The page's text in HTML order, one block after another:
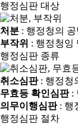
행정심판 대상
처분 : 행정청의
부작위 : 행정청잉
행정심판 종류
취소심판: 행정청
무효등 확인심판:
의무이행심판: 행
행정심판 절차